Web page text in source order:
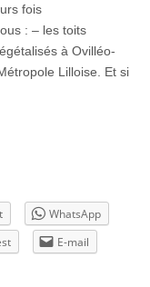
fois
: – les toits
à Ovilléo-
Lilloise. Et si
WhatsApp
E-mail